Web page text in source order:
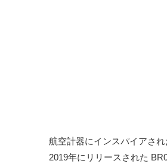
航空計器にインスパイアさ
2019年にリリースされた